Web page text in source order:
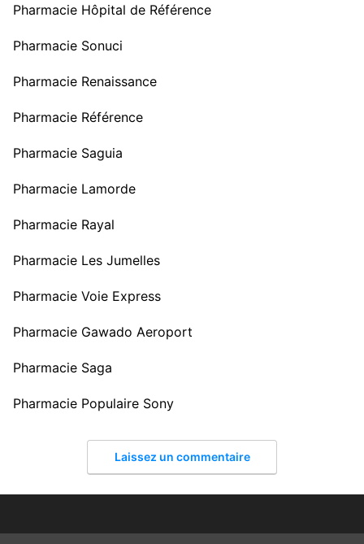
Pharmacie Hôpital de Référence
Pharmacie Sonuci
Pharmacie Renaissance
Pharmacie Référence
Pharmacie Saguia
Pharmacie Lamorde
Pharmacie Rayal
Pharmacie Les Jumelles
Pharmacie Voie Express
Pharmacie Gawado Aeroport
Pharmacie Saga
Pharmacie Populaire Sony
Laissez un commentaire